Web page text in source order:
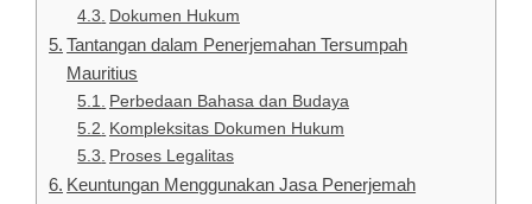
Dokumen Hukum
Tantangan dalam Penerjemahan Tersumpah
Mauritius
Perbedaan Bahasa dan Budaya
Kompleksitas Dokumen Hukum
Proses Legalitas
Keuntungan Menggunakan Jasa Penerjemah